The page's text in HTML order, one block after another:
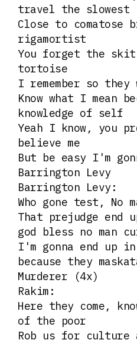
travel the slowest
Close to comatose
rigamortist
You forget the skit
tortoise
I remember so they
Know what I mean
knowledge of self
Yeah I know, you
believe me
But be easy I'm
Barrington Levy
Barrington Levy:
Who gone test, No
That prejudge end
god bless no man
I'm gonna end up
because they
Murderer (4x)
Rakim:
Here they come,
of the poor
Rob us for culture